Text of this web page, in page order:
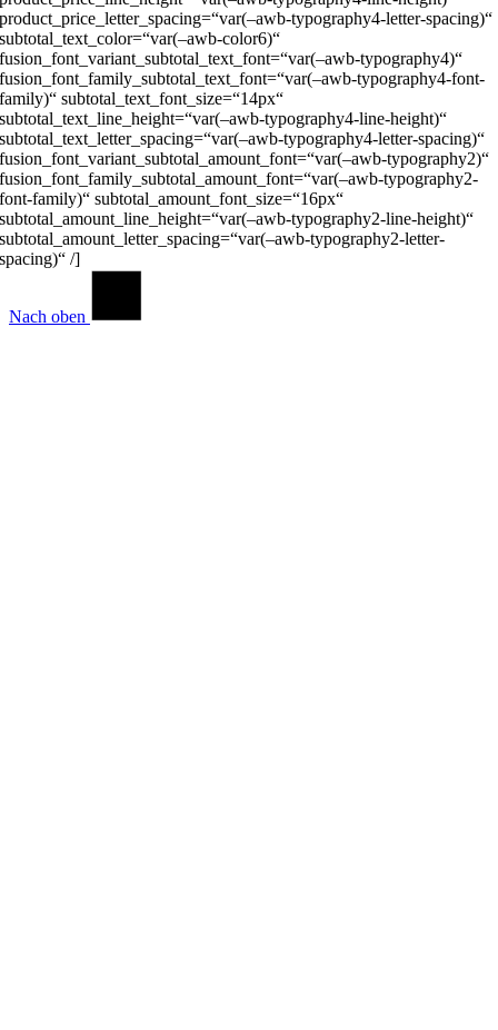
product_price_letter_spacing=“var(–awb-typography4-letter-spacing)“
subtotal_text_color=“var(–awb-color6)“
fusion_font_variant_subtotal_text_font=“var(–awb-typography4)“
fusion_font_family_subtotal_text_font=“var(–awb-typography4-font-
family)“ subtotal_text_font_size=“14px“
subtotal_text_line_height=“var(–awb-typography4-line-height)“
subtotal_text_letter_spacing=“var(–awb-typography4-letter-spacing)“
fusion_font_variant_subtotal_amount_font=“var(–awb-typography2)“
fusion_font_family_subtotal_amount_font=“var(–awb-typography2-
font-family)“ subtotal_amount_font_size=“16px“
subtotal_amount_line_height=“var(–awb-typography2-line-height)“
subtotal_amount_letter_spacing=“var(–awb-typography2-letter-
spacing)“ /]
Nach oben